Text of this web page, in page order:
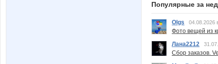
Популярные за
Olgs 04.08.2026
Фото вещей из
Лана2212
Сбор заказов.